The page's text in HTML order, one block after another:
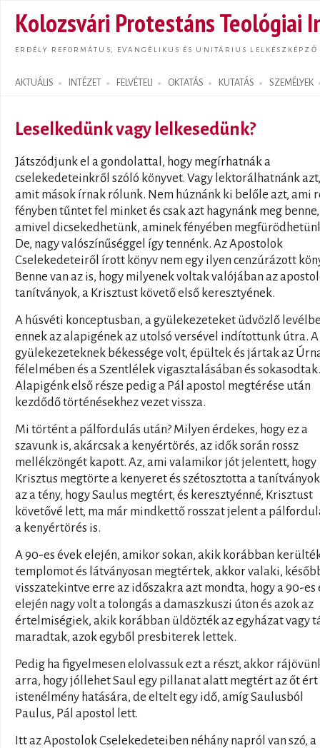
Kolozsvári Protestáns Teológiai
ERDÉLY REFORMÁTUS, EVANGÉLIKUS ÉS UNITÁRIUS LELKÉSZKÉPZŐ
AKTUÁLIS INTÉZET FELVÉTELI OKTATÁS KUTATÁS SZEMÉLYEK
Search form
Leselkedünk vagy lelkesedünk?
Játszódjunk el a gondolattal, hogy megírhatnák a
cselekedeteinkről szóló könyvet. Vagy lektorálhatnánk azt,
amit mások írnak rólunk. Nem húznánk ki belőle azt, ami
fényben tűntet fel minket és csak azt hagynánk meg benne,
amivel dicsekedhetünk, aminek fényében
De, nagy valószínűséggel így tennénk. Az Apostolok
Cselekedeteiről írott könyv nem egy ilyen cenzúrázott
Benne van az is, hogy milyenek voltak valójában az
tanítványok, a Krisztust követő első keresztyének.
A húsvéti konceptusban, a gyülekezeteket üdvözlő
ennek az alapigének az utolsó versével indítottunk útra. A
gyülekezeteknek békessége volt, épültek és jártak az
félelmében és a Szentlélek vigasztalásában és sokasodtak.
Alapigénk első része pedig a Pál apostol megtérése után
kezdődő történésekhez vezet vissza.
Mi történt a pálfordulás után? Milyen érdekes, hogy ez a
szavunk is, akárcsak a kenyértörés, az idők során rossz
mellékzöngét kapott. Az, ami valamikor jót jelentett, hogy
Krisztus megtörte a kenyeret és szétosztotta a
az a tény, hogy Saulus megtért, és keresztyénné, Krisztust
követővé lett, ma már mindkettő rosszat jelent a
a kenyértörés is.
A 90-es évek elején, amikor sokan, akik korábban
templomot és látványosan megtértek, akkor valaki,
visszatekintve erre az időszakra azt mondta, hogy a 90-es
elején nagy volt a tolongás a damaszkuszi úton és azok az
értelmiségiek, akik korábban üldözték az egyházat vagy
maradtak, azok egyből presbiterek lettek.
Pedig ha figyelmesen elolvassuk ezt a részt, akkor
arra, hogy jóllehet Saul egy pillanat alatt megtért az őt ért
istenélmény hatására, de eltelt egy idő, amíg Saulusból
Paulus, Pál apostol lett.
Itt az Apostolok Cselekedeteiben néhány napról van szó, a